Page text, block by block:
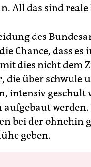
All das sind reale
des
Chance, dass
dies nicht dem
die über schwule
intensiv geschult
aufgebaut
bei der ohnehin
geben.